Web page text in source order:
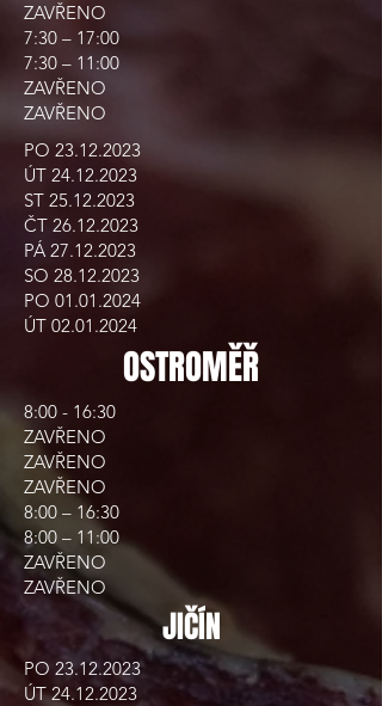
ZAVŘENO
7:30 – 17:00
7:30 – 11:00
ZAVŘENO
ZAVŘENO
PO 23.12.2023
ÚT 24.12.2023
ST 25.12.2023
ČT 26.12.2023
PÁ 27.12.2023
SO 28.12.2023
PO 01.01.2024
ÚT 02.01.2024
OSTROMĚŘ
8:00 - 16:30
ZAVŘENO
ZAVŘENO
ZAVŘENO
8:00 – 16:30
8:00 – 11:00
ZAVŘENO
ZAVŘENO
JIČÍN
PO 23.12.2023
ÚT24.12.2023